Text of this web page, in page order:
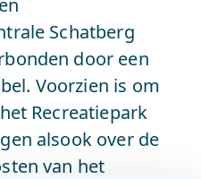
Schatberg
door een
Voorzien is om
Recreatiepark
alsook over de
van het